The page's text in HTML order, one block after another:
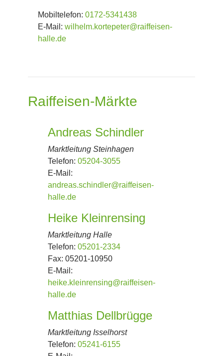
Mobiltelefon: 0172-5341438
E-Mail: wilhelm.kortepeter@raiffeisen-
halle.de
Raiffeisen-Märkte
Andreas Schindler
Marktleitung Steinhagen
Telefon: 05204-3055
E-Mail:
andreas.schindler@raiffeisen-
halle.de
Heike Kleinrensing
Marktleitung Halle
Telefon: 05201-2334
Fax: 05201-10950
E-Mail:
heike.kleinrensing@raiffeisen-
halle.de
Matthias Dellbrügge
Marktleitung Isselhorst
Telefon: 05241-6155